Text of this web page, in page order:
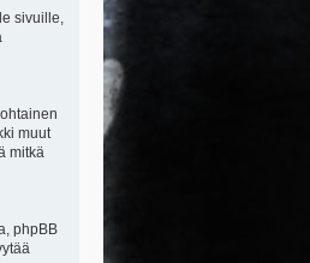
sivuille,
muut
mitkä
phpBB